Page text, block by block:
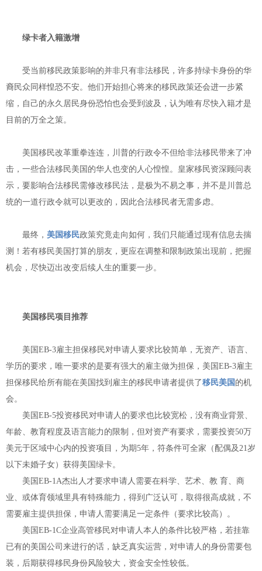
绿卡者入籍激增
受当前移民政策影响的并非只有非法移民，许多持绿卡身份的华
裔民众同样惶恐不安。他们开始担心将来的移民政策还会进一步紧
缩，自己的永久居民身份恐怕也会受到波及，认为唯有尽快入籍才是
目前的万全之策。
美国移民改革重拳连连，川普的行政令不但给非法移民带来了冲
击，一些合法移民美国的华人也变的人心惶惶。皇家移民资深顾问表
示，要影响合法移民需修改移民法，是极为不易之事，并不是川普总
统的一道行政令就可以更改的，因此合法移民者无需多虑。
最终， 美国移民政策究竟走向如何，我们只能通过现有信息去揣
测！若有移民美国打算的朋友，更应在调整和限制政策出现前，把握
机会，尽快迈出改变后续人生的重要一步。
美国移民项目推荐
美国 EB-3雇主担保移民对申请人要求比较简单，无资产、语言、
学历的要求，唯一要求的是要有强大的雇主做为担保，美国EB-3雇主
担保移民给所有能在美国找到雇主的移民申请者提供了移民美国 的机
会。
美国 EB-5投资移民对申请人的要求也比较宽松，没有商业背景、
年龄、教育程度及语言能力的限制，但对资产有要求，需要投资50万
美元于区域中心内的投资项目，为期5年，符条件可全家（配偶及21岁
以下未婚子女）获得美国绿卡。
美国 EB-1A杰出人才要求申请人需要在科学、艺术、教 育、商
业、或体育领域里具有特殊能力，得到广泛认可，取得很高成就，不
需要雇主提供担保，申请人需要满足一定条件（要求比较高）。
美国 EB-1C企业高管移民对申请人本人的条件比较严格，若挂靠
已有的美国公司来进行的话，缺乏真实运营，对申请人的身份需要包
装，后期获得移民身份风险较大，资金安全性较低。